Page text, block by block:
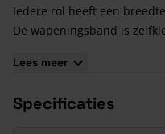
Iedere rol heeft een
De wapeningsband is
Lees meer
Specificaties